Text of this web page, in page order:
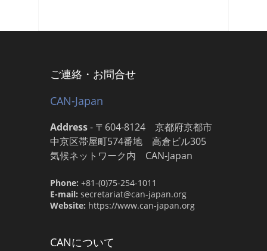
ご連絡・お問合せ
CAN-Japan
Address- 〒604-8124 京都府京都市
中京区帯屋町574番地 高倉ビル305
気候ネットワーク内 CAN-Japan
Phone: +81-(0)75-254-1011
E-mail: secretariat@can-japan.org
Website: https://www.can-japan.org
CANについて